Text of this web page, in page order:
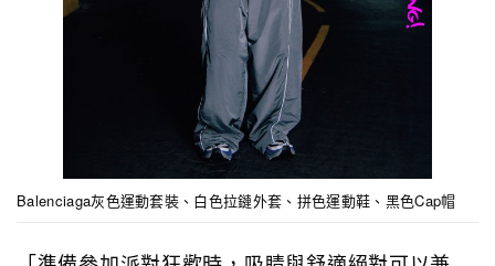
Balenciaga灰色運動套裝、白色拉鏈外套、拼色運動鞋、黑色Cap帽